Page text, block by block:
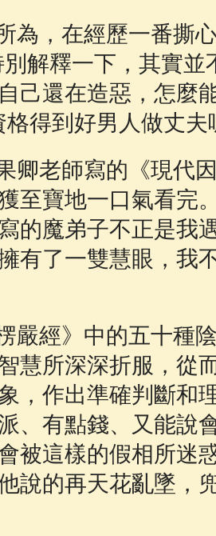
為，在經歷一番撕
解釋一下，其實並
己還在造惡，怎麼
得到好男人做丈
老師寫的《現代因
至寶地一口氣看完
的魔弟子不正是我
有了一雙慧眼，我
嚴經》中的五十種
慧所深深折服，從
，作出準確判斷和
、有點錢、又能說
被這樣的假相所迷
說的再天花亂墜，